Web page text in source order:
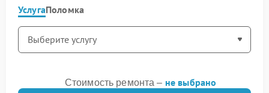
УслугаПоломка
Стоимость ремонта – не выбрано